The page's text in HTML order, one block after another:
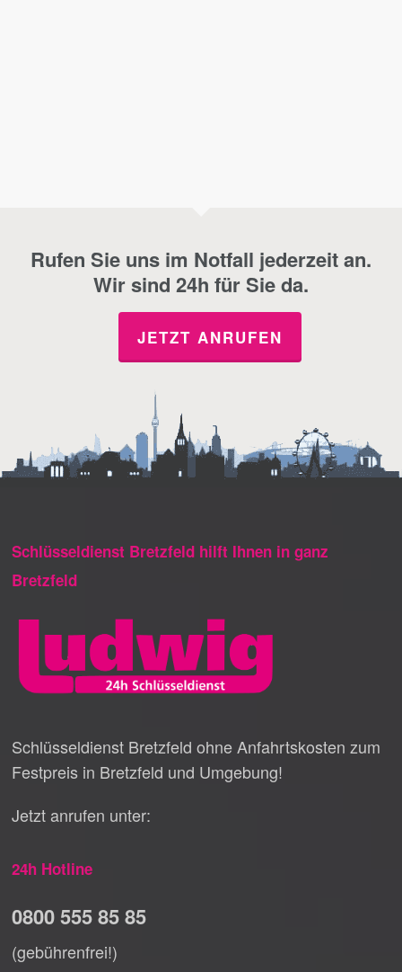
Rufen Sie uns im Notfall jederzeit an.
Wir sind 24h für Sie da.
JETZT ANRUFEN
Schlüsseldienst Bretzfeld hilft Ihnen in ganz
Bretzfeld
Schlüsseldienst Bretzfeld ohne Anfahrtskosten zum
Festpreis in Bretzfeld und Umgebung!
Jetzt anrufen unter:
24h Hotline
0800 555 85 85
(gebührenfrei!)